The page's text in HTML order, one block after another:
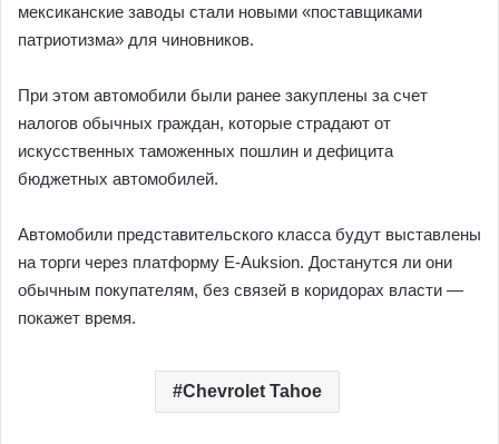
мексиканские заводы стали новыми «поставщиками
патриотизма» для чиновников.
При этом автомобили были ранее закуплены за счет
налогов обычных граждан, которые страдают от
искусственных таможенных пошлин и дефицита
бюджетных автомобилей.
Автомобили представительского класса будут выставлены
на торги через платформу E-Auksion. Достанутся ли они
обычным покупателям, без связей в коридорах власти —
покажет время.
Chevrolet Tahoe